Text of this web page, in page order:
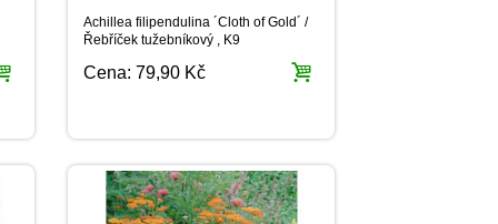
Achillea filipendulina ´Cloth of Gold´ /
Řebříček tužebníkový , K9
Cena: 79,90 Kč